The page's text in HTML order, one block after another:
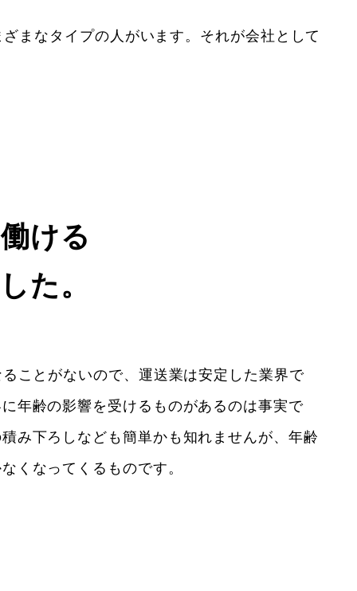
まなタイプの人がいます。それが会社として
ける
た。
ことがないので、運送業は安定した業界で
年齢の影響を受けるものがあるのは事実で
み下ろしなども簡単かも知れませんが、年齢
くなってくるものです。